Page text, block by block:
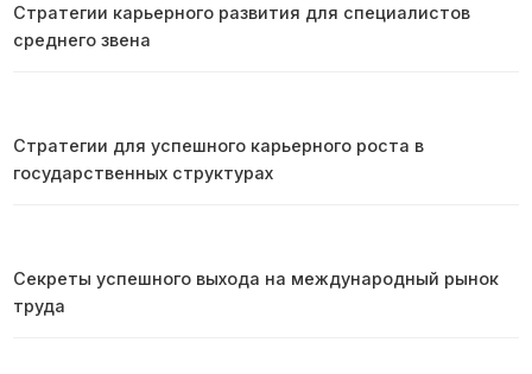
Стратегии карьерного развития для специалистов
среднего звена
Стратегии для успешного карьерного роста в
государственных структурах
Секреты успешного выхода на международный рынок
труда